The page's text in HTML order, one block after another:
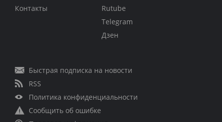
Контакты
Rutube
Telegram
Дзен
Быстрая подписка на новости
RSS
Политика конфиденциальности
Сообщить об ошибке